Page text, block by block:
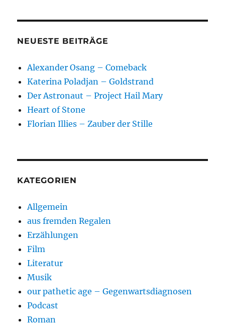
NEUESTE BEITRÄGE
Alexander Osang – Comeback
Katerina Poladjan – Goldstrand
Der Astronaut – Project Hail Mary
Heart of Stone
Florian Illies – Zauber der Stille
KATEGORIEN
Allgemein
aus fremden Regalen
Erzählungen
Film
Literatur
Musik
our pathetic age – Gegenwartsdiagnosen
Podcast
Roman